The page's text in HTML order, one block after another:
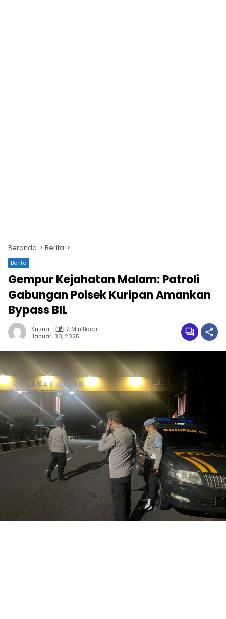
Beranda Berita
Berita
Gempur Kejahatan Malam: Patroli
Gabungan Polsek Kuripan Amankan
Bypass BIL
Krisna
2 Min Baca
Januari 30, 2025